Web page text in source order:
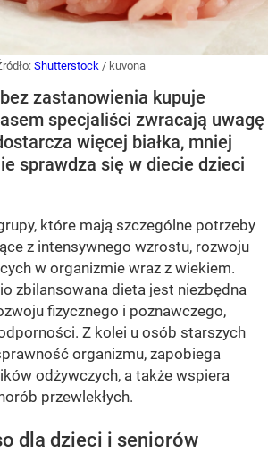
Shutterstock / kuvona
zastanowienia kupuje
specjaliści zwracają uwagę
więcej białka, mniej
sprawdza się w diecie dzieci
które mają szczególne potrzeby
z intensywnego wzrostu, rozwoju
w organizmie wraz z wiekiem.
zbilansowana dieta jest niezbędna
fizycznego i poznawczego,
Z kolei u osób starszych
organizmu, zapobiega
odżywczych, a także wspiera
przewlekłych.
dla dzieci i seniorów